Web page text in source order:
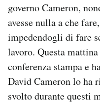
governo Cameron,
avesse nulla a che
impedendogli di fare
lavoro. Questa
conferenza stampa e
David Cameron lo ha
svolto durante questi